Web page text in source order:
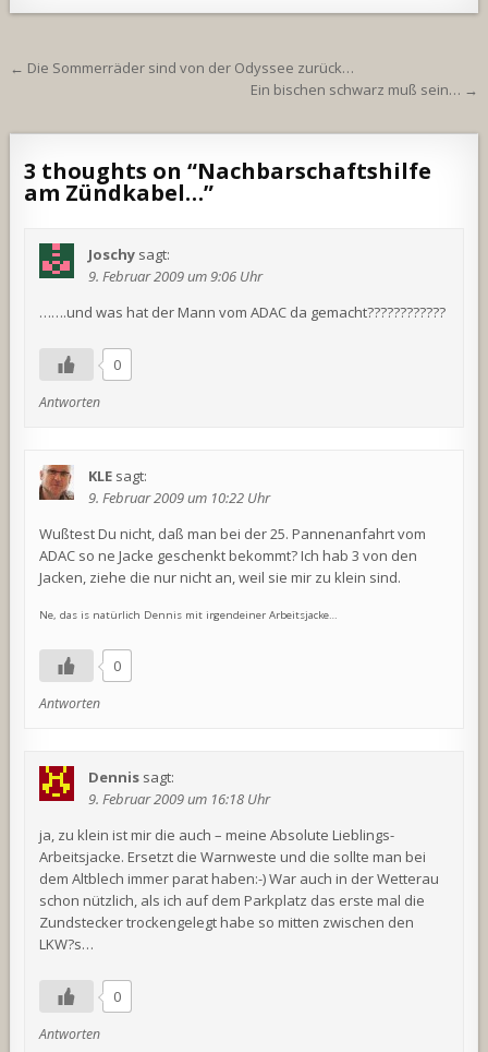
Beitragsnavigation
← Die Sommerräder sind von der Odyssee zurück…
Ein bischen schwarz muß sein… →
3 thoughts on “Nachbarschaftshilfe
am Zündkabel…”
Joschy sagt:
9. Februar 2009 um 9:06 Uhr
…….und was hat der Mann vom ADAC da gemacht????????????
0
Antworten
KLE sagt:
9. Februar 2009 um 10:22 Uhr
Wußtest Du nicht, daß man bei der 25. Pannenanfahrt vom
ADAC so ne Jacke geschenkt bekommt? Ich hab 3 von den
Jacken, ziehe die nur nicht an, weil sie mir zu klein sind.
Ne, das is natürlich Dennis mit irgendeiner Arbeitsjacke…
0
Antworten
Dennis sagt:
9. Februar 2009 um 16:18 Uhr
ja, zu klein ist mir die auch – meine Absolute Lieblings-
Arbeitsjacke. Ersetzt die Warnweste und die sollte man bei
dem Altblech immer parat haben:-) War auch in der Wetterau
schon nützlich, als ich auf dem Parkplatz das erste mal die
Zundstecker trockengelegt habe so mitten zwischen den
LKW?s…
0
Antworten